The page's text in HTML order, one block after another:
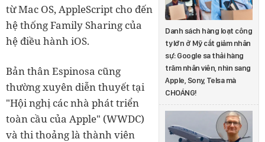
Danh sách hàng loạt công
ty lớn ở Mỹ cắt giảm nhân
sự: Google sa thải hàng
trăm nhân viên, nhìn sang
Apple, Sony, Telsa mà
CHOÁNG!
từ Mac OS, AppleScript cho đến
hệ thống Family Sharing của
hệ điều hành iOS.
Bản thân Espinosa cũng
thường xuyên diễn thuyết tại
"Hội nghị các nhà phát triển
toàn cầu của Apple" (WWDC)
và thi thoảng là thành viên